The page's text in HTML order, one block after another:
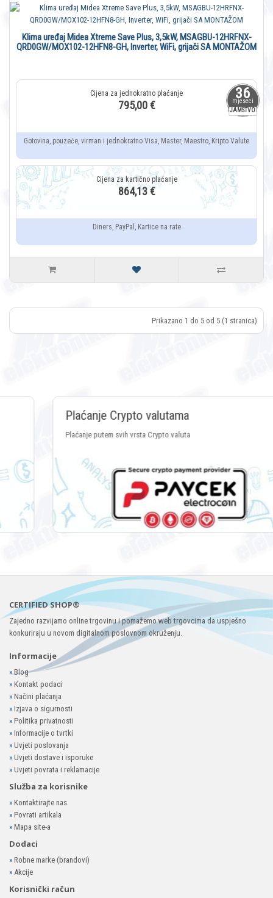
36
mjeseci
JAMSTVO
Klima uređaj Midea Xtreme Save Plus, 3,5kW, MSAGBU-12HRFNX-
QRD0GW/MOX102-12HFN8-GH, Inverter, WiFi, grijači SA MONTAŽOM
795,00 €
Gotovina, pouzeće, virman i jednokratno Visa, Master, Maestro, Kripto Valute
864,13 €
Diners, PayPal, Kartice na rate
Prikazano 1 do 5 od 5 (1 stranica)
Plaćanje Crypto valutama
Plaćanje putem svih vrsta Crypto valuta
CERTIFIED SHOP®
Zajedno razvijamo online trgovinu i pomažemo web trgovcima da uspješno
konkuriraju u novom digitalnom poslovnom okruženju.
Informacije
»Blog
» Kontakt podaci
» Načini plaćanja
» Izjava o sigurnosti
» Politika privatnosti
» Informacije o tvrtki
» Uvjeti poslovanja
» Uvjeti dostave i isporuke
» Uvjeti povrata i reklamacije
Služba za korisnike
» Kontaktirajte nas
» Povrati artikala
» Mapa site-a
Dodaci
» Robne marke (brandovi)
» Akcije
Korisnički račun